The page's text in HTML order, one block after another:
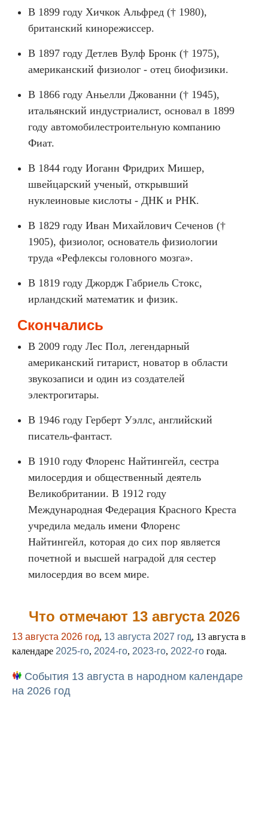
В 1899 году Хичкок Альфред († 1980),
британский кинорежиссер.
В 1897 году Детлев Вулф Бронк († 1975),
американский физиолог - отец биофизики.
В 1866 году Аньелли Джованни († 1945),
итальянский индустриалист, основал в 1899
году автомобилестроительную компанию
Фиат.
В 1844 году Иоганн Фридрих Мишер,
швейцарский ученый, открывший
нуклеиновые кислоты - ДНК и РНК.
В 1829 году Иван Михайлович Сеченов (†
1905), физиолог, основатель физиологии
труда «Рефлексы головного мозга».
В 1819 году Джордж Габриель Стокс,
ирландский математик и физик.
Скончались
В 2009 году Лес Пол, легендарный
американский гитарист, новатор в области
звукозаписи и один из создателей
электрогитары.
В 1946 году Герберт Уэллс, английский
писатель-фантаст.
В 1910 году Флоренс Найтингейл, сестра
милосердия и общественный деятель
Великобритании. В 1912 году
Международная Федерация Красного Креста
учредила медаль имени Флоренс
Найтингейл, которая до сих пор является
почетной и высшей наградой для сестер
милосердия во всем мире.
Что отмечают 13 августа 2026
13 августа 2026 год, 13 августа 2027 год, 13 августа в
календаре 2025-го, 2024-го, 2023-го, 2022-го года.
События 13 августа в народном календаре
на 2026 год